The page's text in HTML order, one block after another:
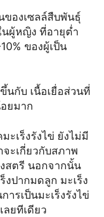
ของเซลล์สืบพันธุ์
นผู้หญิง ที่อายุต่ำ
ของผู้เป็น
ขึ้นกับ เนื้อเยื่อส่วนที่
ยมาก
ะเร็งรังไข่ ยังไม่มี
ะเกี่ยวกับสภาพ
สตรี นอกจากนั้น
งปากมดลูก มะเร็ง
ารเป็นมะเร็งรังไข่
ยทีเดียว